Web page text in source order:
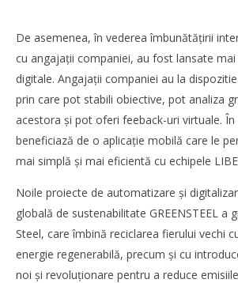
De asemenea, în vederea îmbunătățirii
cu angajații companiei, au fost lansate
digitale. Angajații companiei au la
prin care pot stabili obiective, pot analiza
acestora și pot oferi feeback-uri virtuale. În
beneficiază de o aplicație mobilă care le
mai simplă și mai eficientă cu echipele
Noile proiecte de automatizare și
globală de sustenabilitate GREENSTEEL a
Steel, care îmbină reciclarea fierului vechi
energie regenerabilă, precum și cu
noi și revoluționare pentru a reduce